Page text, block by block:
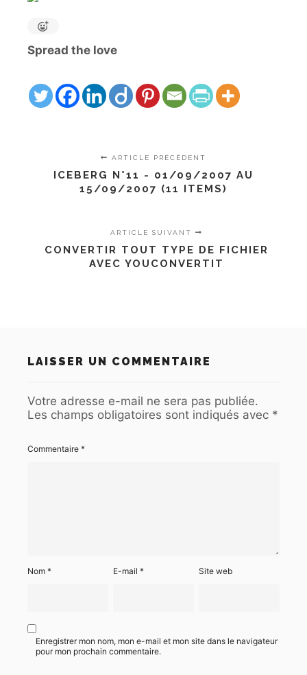
Spread the love
ARTICLE PRÉCÉDENT
ICEBERG N°11 - 01/09/2007 AU
15/09/2007 (11 ITEMS)
ARTICLE SUIVANT
CONVERTIR TOUT TYPE DE FICHIER
AVEC YOUCONVERTIT
LAISSER UN COMMENTAIRE
Votre adresse e-mail ne sera pas publiée.
Les champs obligatoires sont indiqués avec *
Commentaire *
Nom * E-mail* Site web
Enregistrer mon nom, mon e-mail et mon site dans le navigateur
pour mon prochain commentaire.